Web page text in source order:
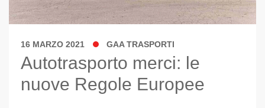
16 MARZO 2021 GAA TRASPORTI
Autotrasporto merci: le
nuove Regole Europee